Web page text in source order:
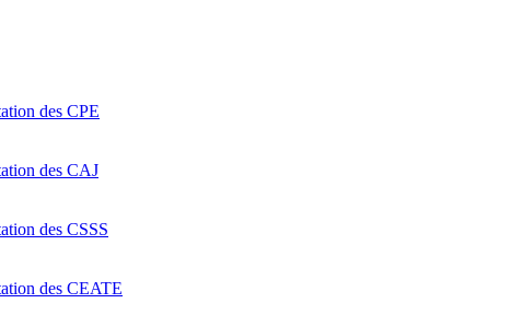
des CPE
des CAJ
des CSSS
des CEATE